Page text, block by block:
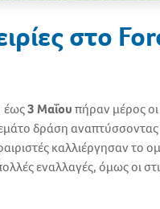
στο
έως3 Μαΐουπήραν μέρος
δράση
καλλιέργησαν το
εναλλαγές, όμως οι